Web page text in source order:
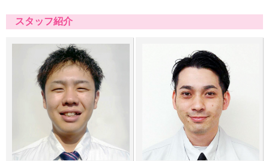
スタッフ紹介